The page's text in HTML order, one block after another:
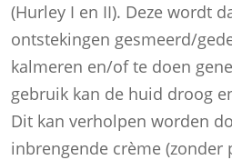
(Hurley I en II). Deze wordt
ontstekingen gesmeerd/
kalmeren en/of te doen
gebruik kan de huid droog
Dit kan verholpen worden
inbrengende crème (zonder